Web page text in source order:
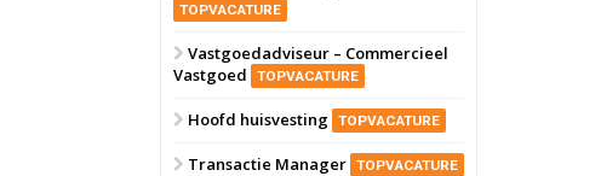
6 oktober 2026
TOPVACATURE
Vastgoedadviseur – Commercieel
Vastgoed
TOPVACATURE
Hoofd huisvesting TOPVACATURE
Transactie Manager TOPVACATURE